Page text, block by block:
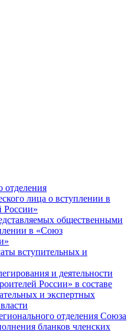
отделения
лица о вступлении в
России»
общественными
в «Союз
вступительных и
и деятельности
России» в составе
и экспертных
отделения Союза
бланков членских